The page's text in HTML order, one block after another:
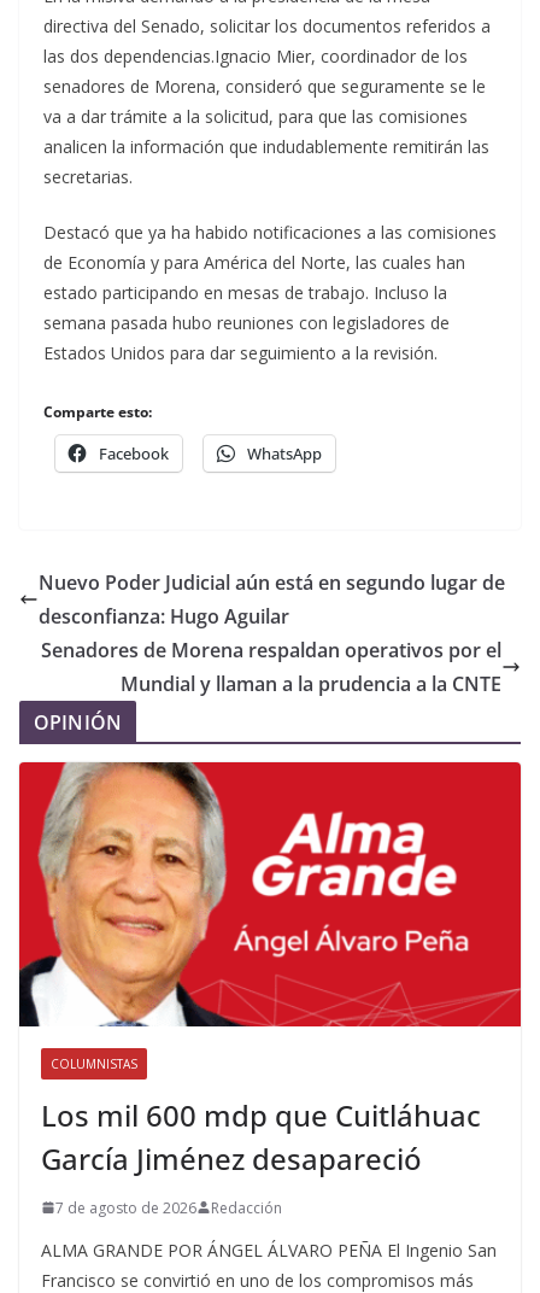
directiva del Senado, solicitar los documentos referidos a
las dos dependencias.Ignacio Mier, coordinador de los
senadores de Morena, consideró que seguramente se le
va a dar trámite a la solicitud, para que las comisiones
analicen la información que indudablemente remitirán las
secretarias.
Destacó que ya ha habido notificaciones a las comisiones
de Economía y para América del Norte, las cuales han
estado participando en mesas de trabajo. Incluso la
semana pasada hubo reuniones con legisladores de
Estados Unidos para dar seguimiento a la revisión.
Comparte esto:
Facebook WhatsApp
Nuevo Poder Judicial aún está en segundo lugar de
desconfianza: Hugo Aguilar
Senadores de Morena respaldan operativos por el
Mundial y llaman a la prudencia a la CNTE
OPINIÓN
COLUMNISTAS
Los mil 600 mdp que Cuitláhuac
García Jiménez desapareció
7 de agosto de 2026 Redacción
ALMA GRANDE POR ÁNGEL ÁLVARO PEÑA El Ingenio San
Francisco se convirtió en uno de los compromisos más